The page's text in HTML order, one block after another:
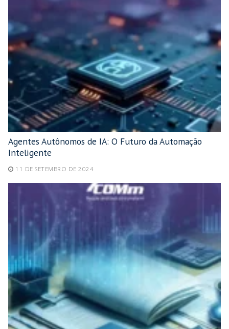
Agentes Autônomos de IA: O Futuro da Automação
Inteligente
11 DE SETEMBRO DE 2024